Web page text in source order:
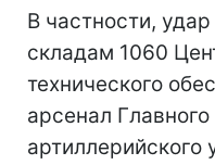
В частности,
складам 1060
технического
арсенал
артиллерийского